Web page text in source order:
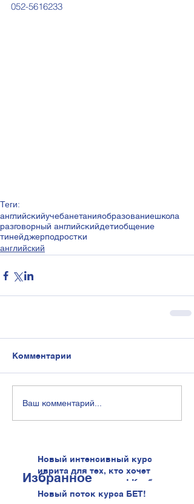
052-5616233
Теги:
английскийучебанетанияобразованиешкола
разговорный английскийдетиобщение
тинейджерподростки
английский
Комментарии
Ваш комментарий...
Новый интенсивный курс
иврита для тех, кто хочет
говорить увереннее! Клуб
иврита!
Новый поток курса БЕТ!
Избранное